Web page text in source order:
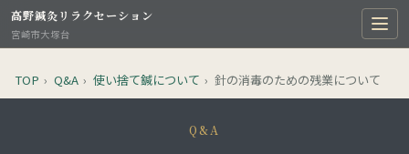
高野鍼灸リラクセーション
宮崎市大塚台
TOP › Q&A › 使い捨て鍼について › 針の消毒のための残業について
Q&A